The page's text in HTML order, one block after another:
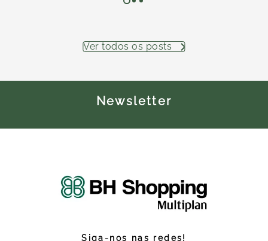
Ver todos os posts
Newsletter
Siga-nos nas redes!